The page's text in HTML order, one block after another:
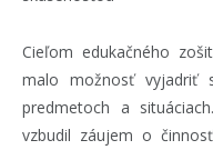
Cieľom edukačného
malo možnosť vyjadriť
predmetoch a
vzbudil záujem o